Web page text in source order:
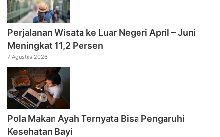
Perjalanan Wisata ke Luar Negeri April – Juni
Meningkat 11,2 Persen
7 Agustus 2026
Pola Makan Ayah Ternyata Bisa Pengaruhi
Kesehatan Bayi